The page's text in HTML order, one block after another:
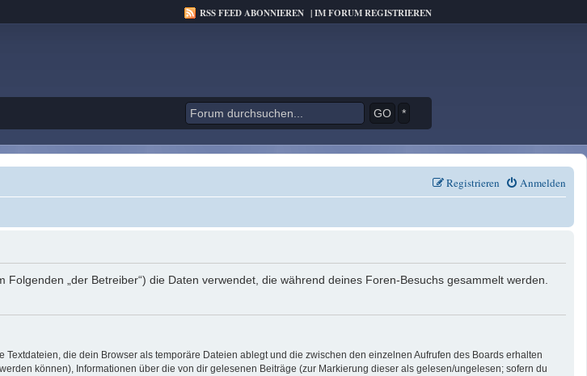
RSS FEED ABONNIEREN |IM FORUM REGISTRIEREN
*
Anmelden
Registrieren
„der Betreiber“) die Daten verwendet, die während deines Foren-Besuchs gesammelt werden.
die dein Browser als temporäre Dateien ablegt und die zwischen den einzelnen Aufrufen des Boards erhalten
können), Informationen über die von dir gelesenen Beiträge (zur Markierung dieser als gelesen/ungelesen; sofern du